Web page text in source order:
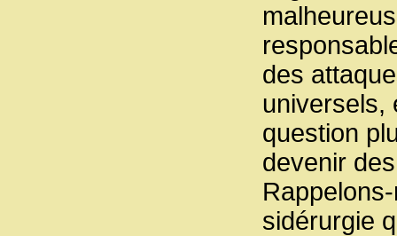
des
universels,
question
devenir
sidérurgie